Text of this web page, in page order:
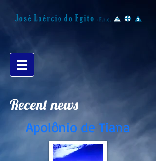
Recent news
Apolônio de Tiana